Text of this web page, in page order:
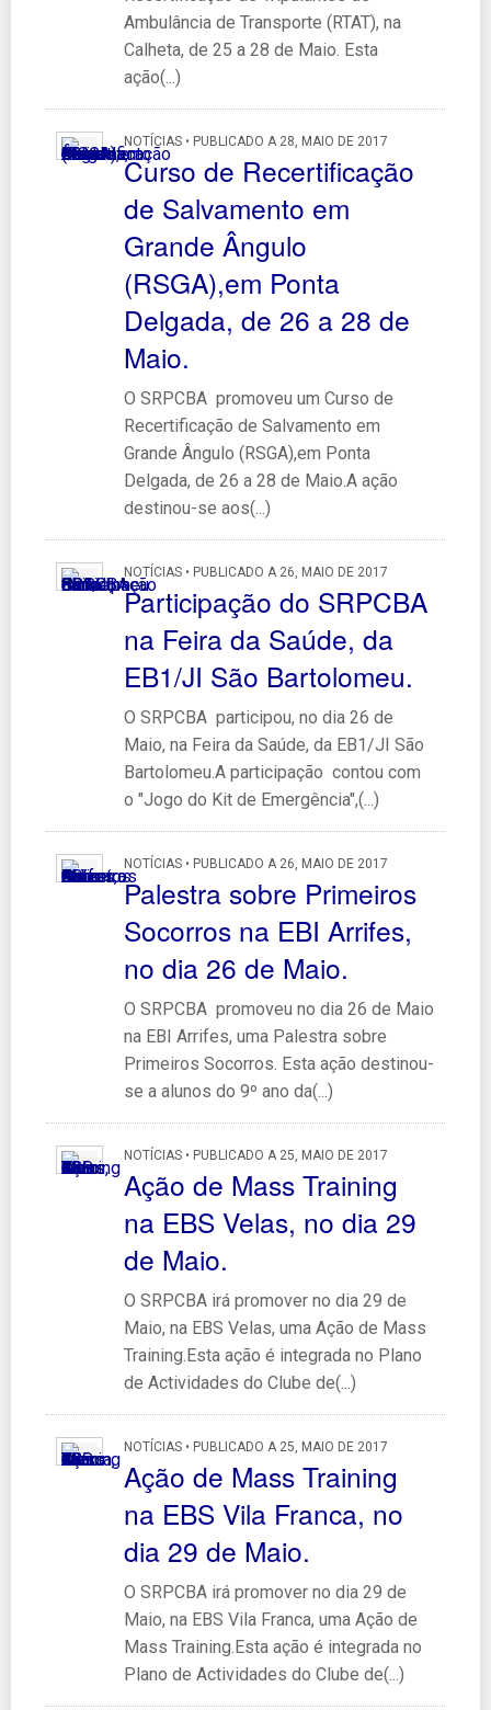
Ambulância de Transporte (RTAT), na
Calheta, de 25 a 28 de Maio. Esta
ação(...)
NOTÍCIAS • PUBLICADO A 28, MAIO DE 2017
Curso de Recertificação
de Salvamento em
Grande Ângulo
(RSGA),em Ponta
Delgada, de 26 a 28 de
Maio.
O SRPCBA promoveu um Curso de
Recertificação de Salvamento em
Grande Ângulo (RSGA),em Ponta
Delgada, de 26 a 28 de Maio.A ação
destinou-se aos(...)
NOTÍCIAS • PUBLICADO A 26, MAIO DE 2017
Participação do SRPCBA
na Feira da Saúde, da
EB1/JI São Bartolomeu.
O SRPCBA participou, no dia 26 de
Maio, na Feira da Saúde, da EB1/JI São
Bartolomeu.A participação contou com
o "Jogo do Kit de Emergência",(...)
NOTÍCIAS • PUBLICADO A 26, MAIO DE 2017
Palestra sobre Primeiros
Socorros na EBI Arrifes,
no dia 26 de Maio.
O SRPCBA promoveu no dia 26 de Maio
na EBI Arrifes, uma Palestra sobre
Primeiros Socorros. Esta ação destinou-
se a alunos do 9º ano da(...)
NOTÍCIAS • PUBLICADO A 25, MAIO DE 2017
Ação de Mass Training
na EBS Velas, no dia 29
de Maio.
O SRPCBA irá promover no dia 29 de
Maio, na EBS Velas, uma Ação de Mass
Training.Esta ação é integrada no Plano
de Actividades do Clube de(...)
NOTÍCIAS • PUBLICADO A 25, MAIO DE 2017
Ação de Mass Training
na EBS Vila Franca, no
dia 29 de Maio.
O SRPCBA irá promover no dia 29 de
Maio, na EBS Vila Franca, uma Ação de
Mass Training.Esta ação é integrada no
Plano de Actividades do Clube de(...)